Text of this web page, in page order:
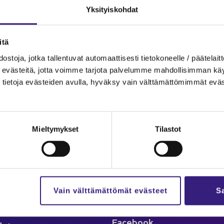
Yk­si­tyis­koh­dat
jotka tal­len­tu­vat au­to­maat­ti­ses­ti tie­to­ko­neel­le /
jotta voim­me tar­jo­ta pal­ve­lum­me mah­dol­li­sim­man
eväs­tei­den avul­la, hy­väk­sy vain vält­tä­mät­tö­mim­mät
Mieltymykset Tilastot
Vain välttämättömät evästeet
on apua.
ja ta­pah­tu­mat
Kes­kus­te­lu
Seu­raa meitä
Face­book